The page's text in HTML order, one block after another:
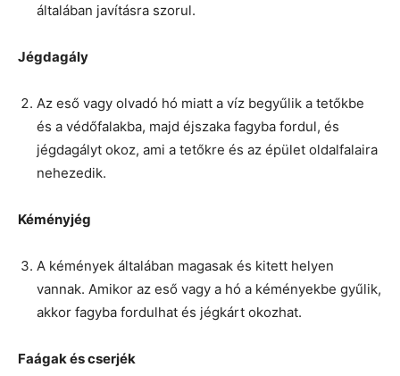
általában javításra szorul.
Jégdagály
Az eső vagy olvadó hó miatt a víz begyűlik a tetőkbe
és a védőfalakba, majd éjszaka fagyba fordul, és
jégdagályt okoz, ami a tetőkre és az épület oldalfalaira
nehezedik.
Kéményjég
A kémények általában magasak és kitett helyen
vannak. Amikor az eső vagy a hó a kéményekbe gyűlik,
akkor fagyba fordulhat és jégkárt okozhat.
Faágak és cserjék